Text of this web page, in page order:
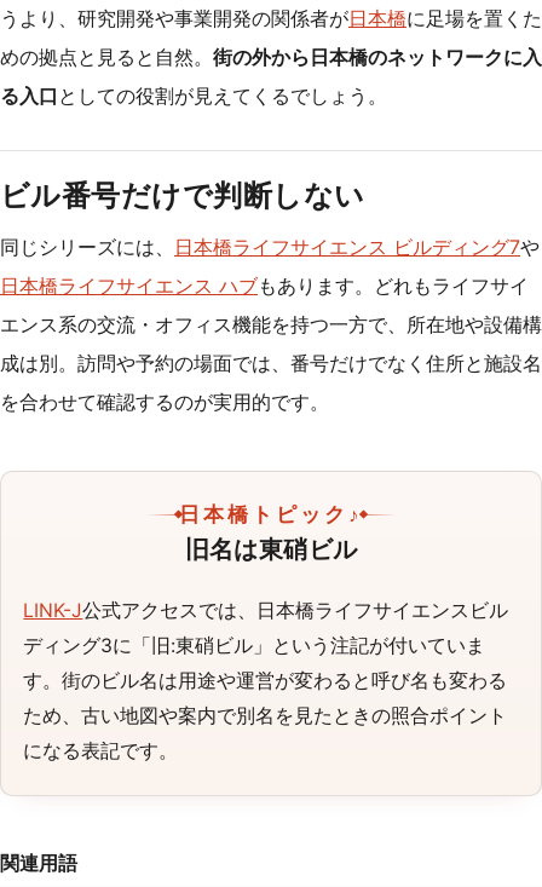
うより、研究開発や事業開発の関係者が日本橋に足場を置くた
めの拠点と見ると自然。 街の外から日本橋のネットワークに入
る入口 としての役割が見えてくるでしょう。
ビル番号だけで判断しない
同じシリーズには、 日本橋ライフサイエンス ビルディング7や
日本橋ライフサイエンス ハブもあります。どれもライフサイ
エンス系の交流・オフィス機能を持つ一方で、所在地や設備構
成は別。訪問や予約の場面では、番号だけでなく住所と施設名
を合わせて確認するのが実用的です。
日本橋トピック♪
旧名は東硝ビル
LINK-J公式アクセスでは、日本橋ライフサイエンスビル
ディング3に「旧:東硝ビル」という注記が付いていま
す。街のビル名は用途や運営が変わると呼び名も変わる
ため、古い地図や案内で別名を見たときの照合ポイント
になる表記です。
関連用語